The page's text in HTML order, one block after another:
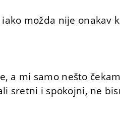
možda nije onakav
a mi samo nešto
sretni i spokojni, ne